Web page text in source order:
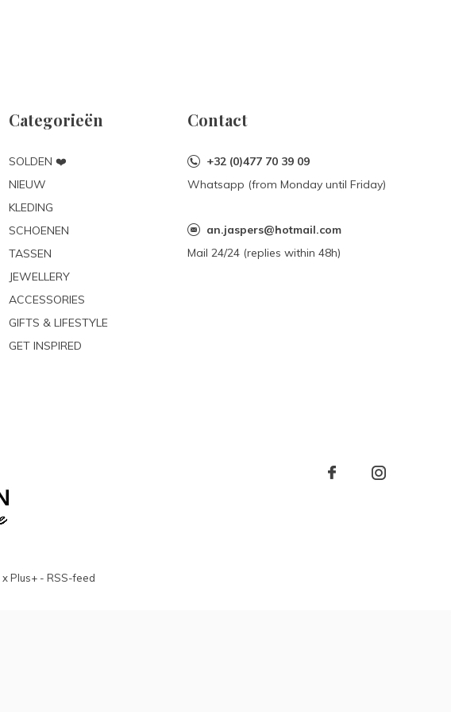
Categorieën
SOLDEN ❤️
NIEUW
KLEDING
SCHOENEN
TASSEN
JEWELLERY
ACCESSORIES
GIFTS & LIFESTYLE
GET INSPIRED
Contact
+32 (0)477 70 39 09
Whatsapp (from Monday until Friday)
an.jaspers@hotmail.com
Mail 24/24 (replies within 48h)
xPlus+ - RSS-feed